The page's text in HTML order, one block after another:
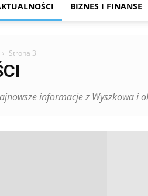
BIZNES I FINANSE
Strona 3
informacje z Wyszkowa i